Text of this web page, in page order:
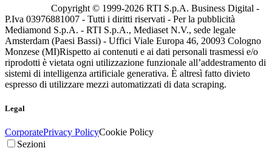
Copyright © 1999-2026 RTI S.p.A. Business Digital -
P.Iva 03976881007 - Tutti i diritti riservati - Per la pubblicità
Mediamond S.p.A. - RTI S.p.A., Mediaset N.V., sede legale
Amsterdam (Paesi Bassi) - Uffici Viale Europa 46, 20093 Cologno
Monzese (MI)Rispetto ai contenuti e ai dati personali trasmessi e/o
riprodotti è vietata ogni utilizzazione funzionale all’addestramento di
sistemi di intelligenza artificiale generativa. È altresì fatto divieto
espresso di utilizzare mezzi automatizzati di data scraping.
Legal
CorporatePrivacy PolicyCookie Policy
Sezioni